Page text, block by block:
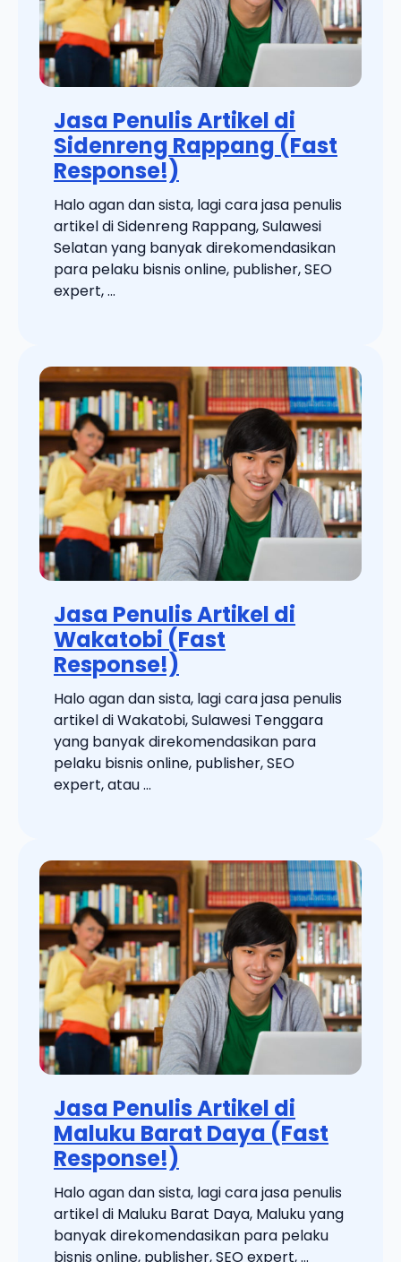
Jasa Penulis Artikel di
Sidenreng Rappang (Fast
Response!)
Halo agan dan sista, lagi cara jasa penulis
artikel di Sidenreng Rappang, Sulawesi
Selatan yang banyak direkomendasikan
para pelaku bisnis online, publisher, SEO
expert, ...
Jasa Penulis Artikel di
Wakatobi (Fast
Response!)
Halo agan dan sista, lagi cara jasa penulis
artikel di Wakatobi, Sulawesi Tenggara
yang banyak direkomendasikan para
pelaku bisnis online, publisher, SEO
expert, atau ...
Jasa Penulis Artikel di
Maluku Barat Daya (Fast
Response!)
Halo agan dan sista, lagi cara jasa penulis
artikel di Maluku Barat Daya, Maluku yang
banyak direkomendasikan para pelaku
bisnis online, publisher, SEO expert, ...